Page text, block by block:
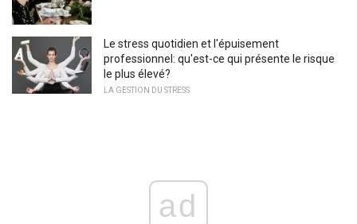
Le stress quotidien et l'épuisement
professionnel: qu'est-ce qui présente le risque
le plus élevé?
LA GESTION DU STRESS
ad